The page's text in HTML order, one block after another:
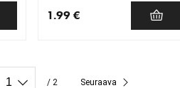
1.99 €
/ 2 Seuraava